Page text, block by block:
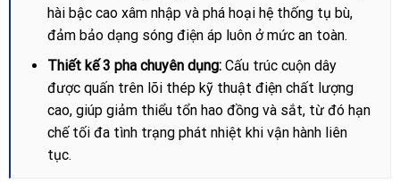
hài bậc cao xâm nhập và phá hoại hệ thống tụ bù,
đảm bảo dạng sóng điện áp luôn ở mức an toàn.
Thiết kế 3 pha chuyên dụng:Cấu trúc cuộn dây
được quấn trên lõi thép kỹ thuật điện chất lượng
cao, giúp giảm thiểu tổn hao đồng và sắt, từ đó hạn
chế tối đa tình trạng phát nhiệt khi vận hành liên
tục.